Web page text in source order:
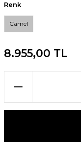
Renk
Camel
8.955,00 TL